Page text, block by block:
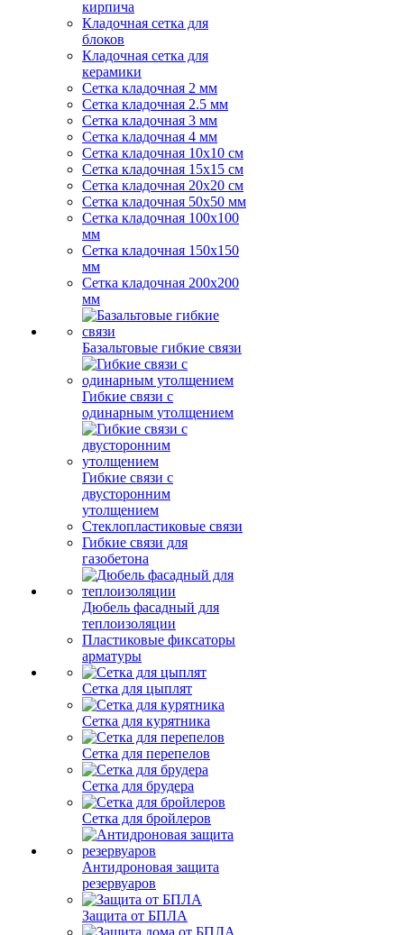
кирпича
Кладочная сетка для
блоков
Кладочная сетка для
керамики
Сетка кладочная 2 мм
Сетка кладочная 2.5 мм
Сетка кладочная 3 мм
Сетка кладочная 4 мм
Сетка кладочная 10x10 см
Сетка кладочная 15x15 см
Сетка кладочная 20x20 см
Сетка кладочная 50x50 мм
Сетка кладочная 100x100
мм
Сетка кладочная 150x150
мм
Сетка кладочная 200x200
мм
Базальтовые гибкие связи
Гибкие связи с
одинарным утолщением
Гибкие связи с
двусторонним
утолщением
Стеклопластиковые связи
Гибкие связи для
газобетона
Дюбель фасадный для
теплоизоляции
Пластиковые фиксаторы
арматуры
Сетка для цыплят
Сетка для курятника
Сетка для перепелов
Сетка для брудера
Сетка для бройлеров
Антидроновая защита
резервуаров
Защита от БПЛА